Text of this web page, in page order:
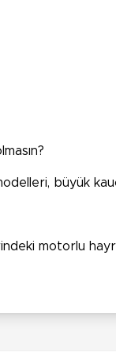
büyük
motorlu